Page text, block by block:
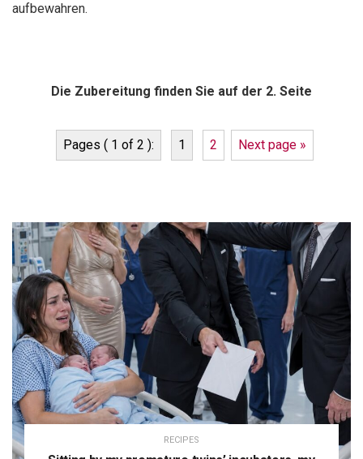
aufbewahren.
Die Zubereitung finden Sie auf der 2. Seite
Pages ( 1 of 2 ): 1 2 Next page »
RECIPES